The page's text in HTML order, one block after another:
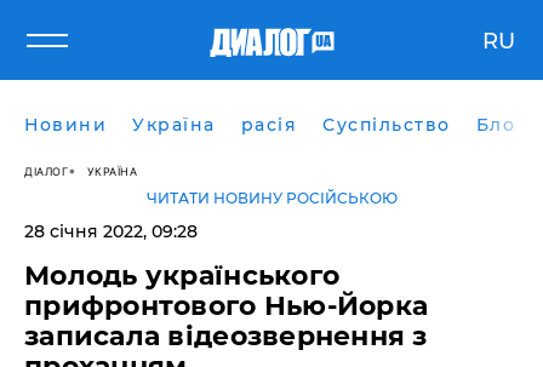
RU
Новини Україна расія Суспільство Блоги
ДІАЛОГ УКРАЇНА
ЧИТАТИ НОВИНУ РОСІЙСЬКОЮ
28 січня 2022, 09:28
Молодь українського
прифронтового Нью-Йорка
записала відеозвернення з